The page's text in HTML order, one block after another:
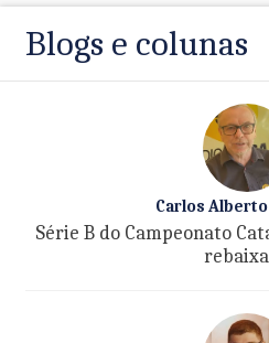
Blogs e colunas
Carlos
Série B do Campeonato